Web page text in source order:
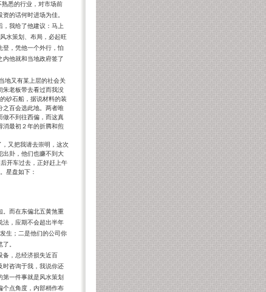
悉的行业，对市场前
的话何时进场为佳。
，我给了他建议：马上
水策划、布局，必起旺
登，凭他一个外行，怕
内他就和当地政府签了
地又有某上层的社会关
朱老板带去看过而我没
砂石船，据说材料的装
之百会选此地。两者唯
做不到往西偏，而这真
消最初２年的折腾和煎
又把我请去崇明，这次
出卦，他们也赚不到大
开车过去，正好赶上午
星盘如下：
而在东偏北五黄煞重
法，应期不会超出半年
生；二是他们的公司你
。
备，总经济损失近百
时咨询于我，我说你还
一件事就是风水策划
个点角度，内部稍作布